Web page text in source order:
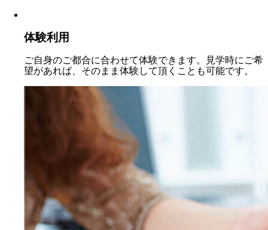
体験利用
ご自身のご都合に合わせて体験できます。見学時にご希
望があれば、そのまま体験して頂くことも可能です。